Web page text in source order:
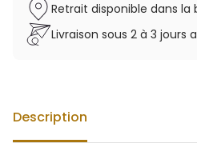
Retrait disponible dans la
Livraison sous 2 à 3 jours
Description